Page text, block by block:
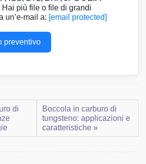
Hai più file o file di grandi
un’e-mail a: [email protected]
preventivo
di
Boccola in carburo di
tungsteno: applicazioni e
caratteristiche »